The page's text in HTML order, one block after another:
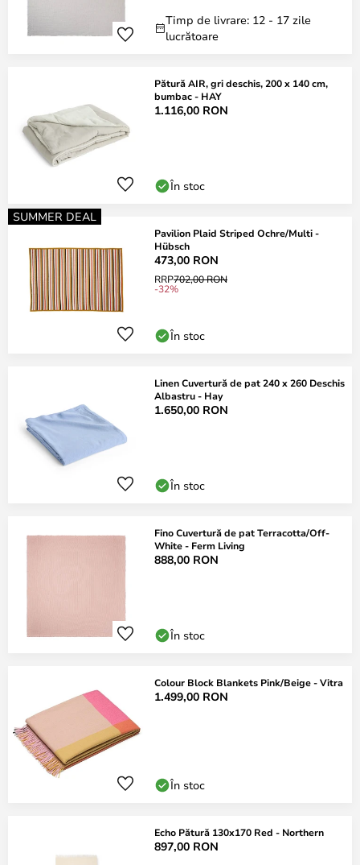
Timp de livrare: 12 - 17 zile
lucrătoare
Pătură AIR, gri deschis, 200 x 140 cm,
bumbac - HAY
1.116,00 RON
În stoc
SUMMER DEAL
Pavilion Plaid Striped Ochre/Multi -
Hübsch
473,00 RON
RRP702,00 RON
-32%
În stoc
Linen Cuvertură de pat 240 x 260 Deschis
Albastru - Hay
1.650,00 RON
În stoc
Fino Cuvertură de pat Terracotta/Off-
White - Ferm Living
888,00 RON
În stoc
Colour Block Blankets Pink/Beige - Vitra
1.499,00 RON
În stoc
Echo Pătură 130x170 Red - Northern
897,00 RON